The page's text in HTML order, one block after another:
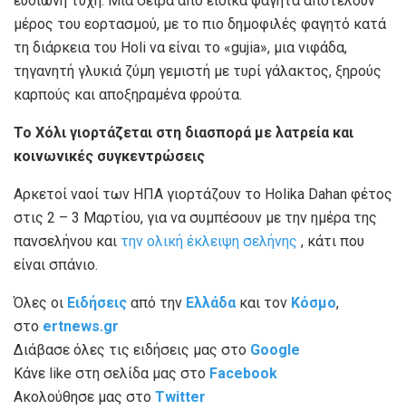
μέρος του εορτασμού, με το πιο δημοφιλές φαγητό κατά
τη διάρκεια του Holi να είναι το «gujia», μια νιφάδα,
τηγανητή γλυκιά ζύμη γεμιστή με τυρί γάλακτος, ξηρούς
καρπούς και αποξηραμένα φρούτα.
Το Χόλι γιορτάζεται στη διασπορά με λατρεία και
κοινωνικές συγκεντρώσεις
Αρκετοί ναοί των ΗΠΑ γιορτάζουν το Holika Dahan φέτος
στις 2 – 3 Μαρτίου, για να συμπέσουν με την ημέρα της
πανσελήνου και την ολική έκλειψη σελήνης , κάτι που
είναι σπάνιο.
Όλες οι Ειδήσεις από την Ελλάδα και τον Κόσμο,
στο ertnews.gr
Διάβασε όλες τις ειδήσεις μας στο Google
Κάνε like στη σελίδα μας στο Facebook
Ακολούθησε μας στο Twitter